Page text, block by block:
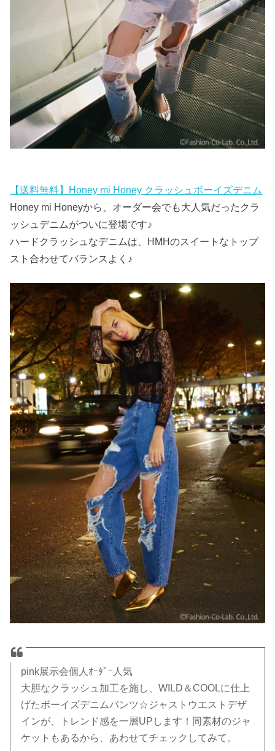
【送料無料】Honey mi Honey クラッシュボーイズデニム
Honey mi Honeyから、オーダー会でも大人気だったクラ
ッシュデニムがついに登場です♪
ハードクラッシュなデニムは、HMHのスイートなトップ
スト合わせてバランスよく♪
pink展示会個人ｵｰﾀﾞｰ人気
大胆なクラッシュ加工を施し、WILD＆COOLに仕上
げたボーイズデニムパンツ☆ジャストウエストデザ
インが、トレンド感を一層UPします！同素材のジャ
ケットもあるから、あわせてチェックしてみて。